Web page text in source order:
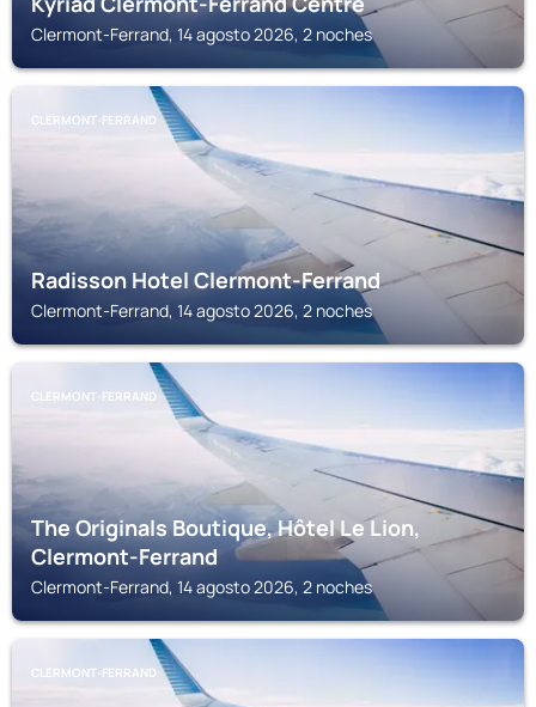
Clermont-Ferrand, 14 agosto 2026, 2 noches
CLERMONT-FERRAND
Radisson Hotel Clermont-Ferrand
Clermont-Ferrand, 14 agosto 2026, 2 noches
CLERMONT-FERRAND
The Originals Boutique, Hôtel Le Lion,
Clermont-Ferrand
Clermont-Ferrand, 14 agosto 2026, 2 noches
CLERMONT-FERRAND